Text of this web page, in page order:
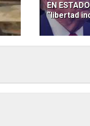
EN
“libertad